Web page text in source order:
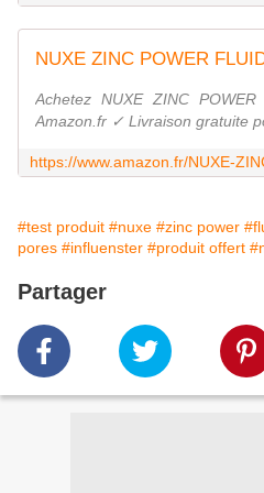
NUXE ZINC POWER
Achetez NUXE ZINC
Amazon.fr ✓ Livraison gratuite
#test produit #nuxe #zinc power
pores #influenster #produit offert
Partager